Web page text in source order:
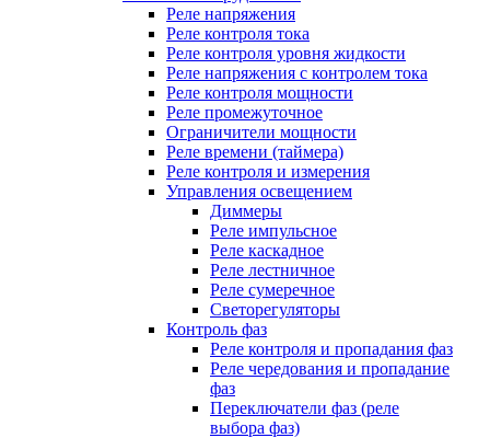
Реле напряжения
Реле контроля тока
Реле контроля уровня жидкости
Реле напряжения с контролем тока
Реле контроля мощности
Реле промежуточное
Ограничители мощности
Реле времени (таймера)
Реле контроля и измерения
Управления освещением
Диммеры
Реле импульсное
Реле каскадное
Реле лестничное
Реле сумеречное
Светорегуляторы
Контроль фаз
Реле контроля и пропадания фаз
Реле чередования и пропадание
фаз
Переключатели фаз (реле
выбора фаз)